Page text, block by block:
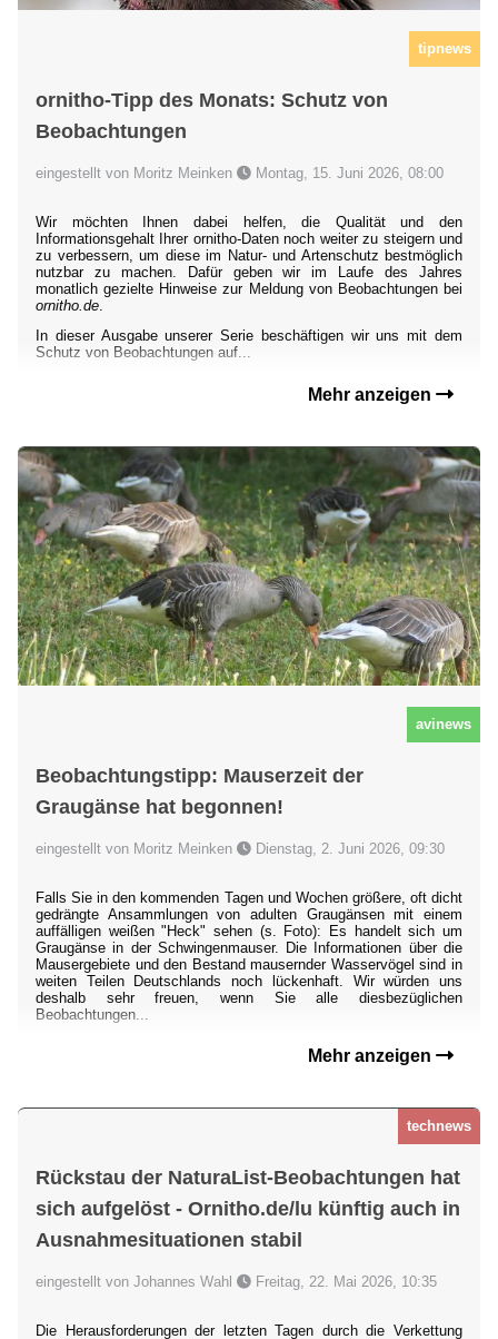
tipnews
ornitho-Tipp des Monats: Schutz von
Beobachtungen
eingestellt von Moritz Meinken Montag, 15. Juni 2026, 08:00
Wir möchten Ihnen dabei helfen, die Qualität und den
Informationsgehalt Ihrer ornitho-Daten noch weiter zu steigern und
zu verbessern, um diese im Natur- und Artenschutz bestmöglich
nutzbar zu machen. Dafür geben wir im Laufe des Jahres
monatlich gezielte Hinweise zur Meldung von Beobachtungen bei
ornitho.de
In dieser Ausgabe unserer Serie beschäftigen wir uns mit dem
Schutz von Beobachtungen auf...
Mehr anzeigen
avinews
Beobachtungstipp: Mauserzeit der
Graugänse hat begonnen!
eingestellt von Moritz Meinken Dienstag, 2. Juni 2026, 09:30
Falls Sie in den kommenden Tagen und Wochen größere, oft dicht
gedrängte Ansammlungen von adulten Graugänsen mit einem
auffälligen weißen "Heck" sehen (s. Foto): Es handelt sich um
Graugänse in der Schwingenmauser. Die Informationen über die
Mausergebiete und den Bestand mausernder Wasservögel sind in
weiten Teilen Deutschlands noch lückenhaft. Wir würden uns
deshalb sehr freuen, wenn Sie alle diesbezüglichen
Beobachtungen...
Mehr anzeigen
technews
Rückstau der NaturaList-Beobachtungen hat
sich aufgelöst - Ornitho.de/lu künftig auch in
Ausnahmesituationen stabil
eingestellt von Johannes Wahl Freitag, 22. Mai 2026, 10:35
Die Herausforderungen der letzten Tagen durch die Verkettung